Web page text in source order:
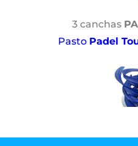
3 canchas
Pasto Padel